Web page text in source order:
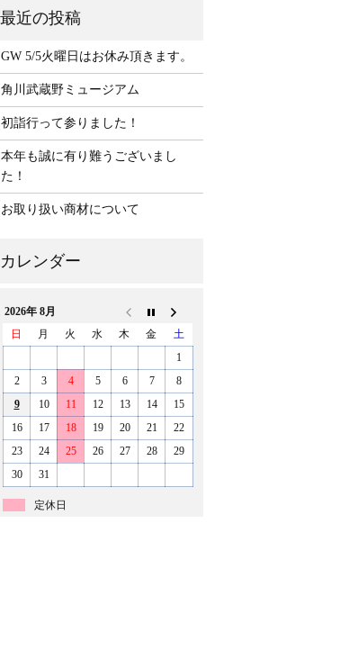
GW 5/5火曜日はお休み頂きます。
角川武蔵野ミュージアム
初詣行って参りました！
本年も誠に有り難うございまし
た！
お取り扱い商材について
2026年 8月
日
月 火 水 木 金
土
1
2
3 4 5 6 7
8
9
10 11 12 13 14
15
16
17 18 19 20 21
22
23
24 25 26 27 28
29
30
31
定休日